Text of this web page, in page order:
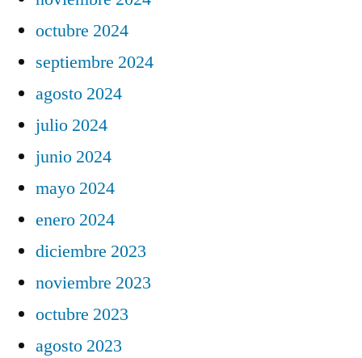
octubre 2024
septiembre 2024
agosto 2024
julio 2024
junio 2024
mayo 2024
enero 2024
diciembre 2023
noviembre 2023
octubre 2023
agosto 2023